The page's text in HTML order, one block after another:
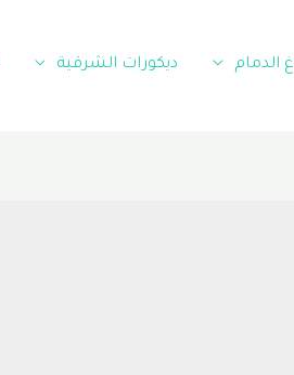
الدمام ديكورات الشرقية